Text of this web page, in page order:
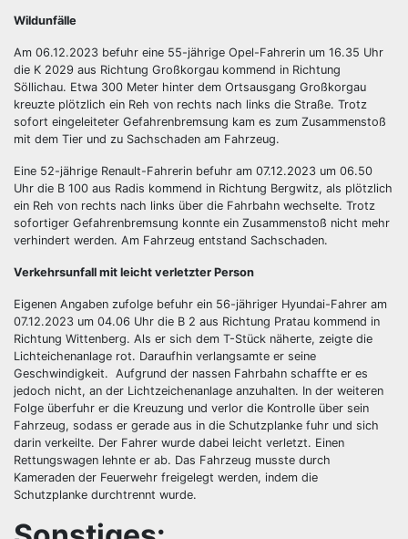
Wildunfälle
Am 06.12.2023 befuhr eine 55-jährige Opel-Fahrerin um 16.35 Uhr
die K 2029 aus Richtung Großkorgau kommend in Richtung
Söllichau. Etwa 300 Meter hinter dem Ortsausgang Großkorgau
kreuzte plötzlich ein Reh von rechts nach links die Straße. Trotz
sofort eingeleiteter Gefahrenbremsung kam es zum Zusammenstoß
mit dem Tier und zu Sachschaden am Fahrzeug.
Eine 52-jährige Renault-Fahrerin befuhr am 07.12.2023 um 06.50
Uhr die B 100 aus Radis kommend in Richtung Bergwitz, als plötzlich
ein Reh von rechts nach links über die Fahrbahn wechselte. Trotz
sofortiger Gefahrenbremsung konnte ein Zusammenstoß nicht mehr
verhindert werden. Am Fahrzeug entstand Sachschaden.
Verkehrsunfall mit leicht verletzter Person
Eigenen Angaben zufolge befuhr ein 56-jähriger Hyundai-Fahrer am
07.12.2023 um 04.06 Uhr die B 2 aus Richtung Pratau kommend in
Richtung Wittenberg. Als er sich dem T-Stück näherte, zeigte die
Lichteichenanlage rot. Daraufhin verlangsamte er seine
Geschwindigkeit. Aufgrund der nassen Fahrbahn schaffte er es
jedoch nicht, an der Lichtzeichenanlage anzuhalten. In der weiteren
Folge überfuhr er die Kreuzung und verlor die Kontrolle über sein
Fahrzeug, sodass er gerade aus in die Schutzplanke fuhr und sich
darin verkeilte. Der Fahrer wurde dabei leicht verletzt. Einen
Rettungswagen lehnte er ab. Das Fahrzeug musste durch
Kameraden der Feuerwehr freigelegt werden, indem die
Schutzplanke durchtrennt wurde.